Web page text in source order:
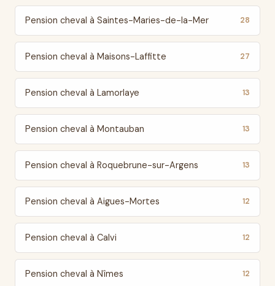
Pension cheval à Saintes-Maries-de-la-Mer 28
Pension cheval à Maisons-Laffitte 27
Pension cheval à Lamorlaye 13
Pension cheval à Montauban 13
Pension cheval à Roquebrune-sur-Argens 13
Pension cheval à Aigues-Mortes 12
Pension cheval à Calvi 12
Pension cheval à Nîmes 12